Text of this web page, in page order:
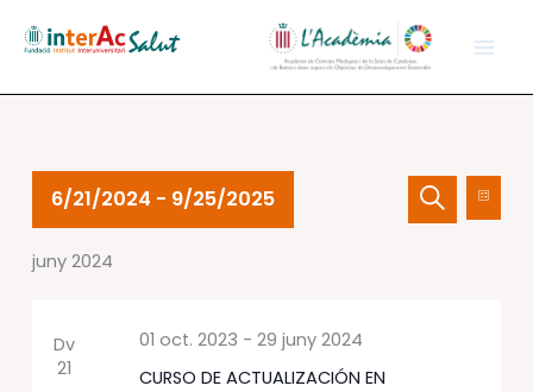
Esdeveniments
Navegació
visualCercade
Llista
6/21/2024 - 9/25/2025
una
juny 2024
Dv
21
CURSO DE ACTUALIZACIÓN EN
01 oct. 2023 - 29 juny 2024